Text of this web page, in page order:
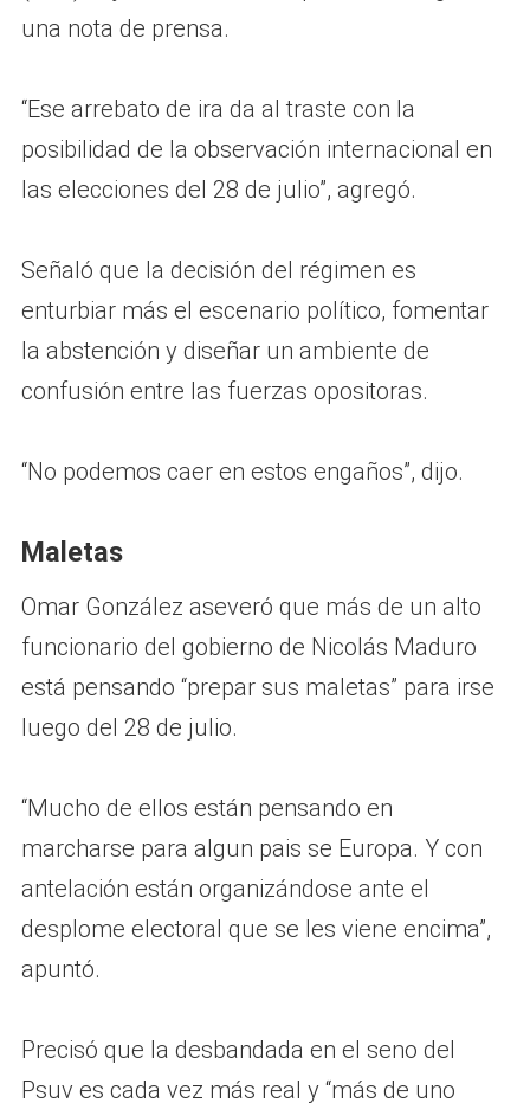
una nota de prensa.
“Ese arrebato de ira da al traste con la
posibilidad de la observación internacional en
las elecciones del 28 de julio”, agregó.
Señaló que la decisión del régimen es
enturbiar más el escenario político, fomentar
la abstención y diseñar un ambiente de
confusión entre las fuerzas opositoras.
“No podemos caer en estos engaños”, dijo.
Maletas
Omar González aseveró que más de un alto
funcionario del gobierno de Nicolás Maduro
está pensando “prepar sus maletas” para irse
luego del 28 de julio.
“Mucho de ellos están pensando en
marcharse para algun pais se Europa. Y con
antelación están organizándose ante el
desplome electoral que se les viene encima”,
apuntó.
Precisó que la desbandada en el seno del
Psuv es cada vez más real y “más de uno